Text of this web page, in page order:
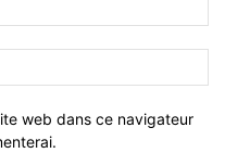
web dans ce navigateur